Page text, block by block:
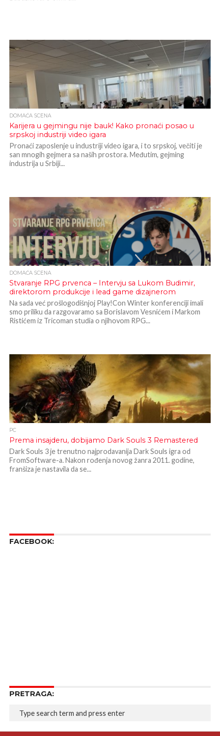
DOMAĆA SCENA
Karijera u gejmingu nije bauk! Kako pronaći posao u
srpskoj industriji video igara
Pronaći zaposlenje u industriji video igara, i to srpskoj, večiti je
san mnogih gejmera sa naših prostora. Međutim, gejming
industrija u Srbiji...
DOMAĆA SCENA
Stvaranje RPG prvenca – Intervju sa Lukom Budimir,
direktorom produkcije i lead game dizajnerom
Na sada već prošlogodišnjoj Play!Con Winter konferenciji imali
smo priliku da razgovaramo sa Borislavom Vesnićem i Markom
Ristićem iz Tricoman studia o njihovom RPG...
PC
Prema insajderu, dobijamo Dark Souls 3 Remastered
Dark Souls 3 je trenutno najprodavanija Dark Souls igra od
FromSoftware-a. Nakon rođenja novog žanra 2011. godine,
franšiza je nastavila da se...
FACEBOOK:
PRETRAGA: